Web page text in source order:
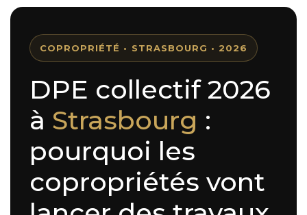
COPROPRIÉTÉ • STRASBOURG • 2026
DPE collectif 2026
à Strasbourg :
pourquoi les
copropriétés vont